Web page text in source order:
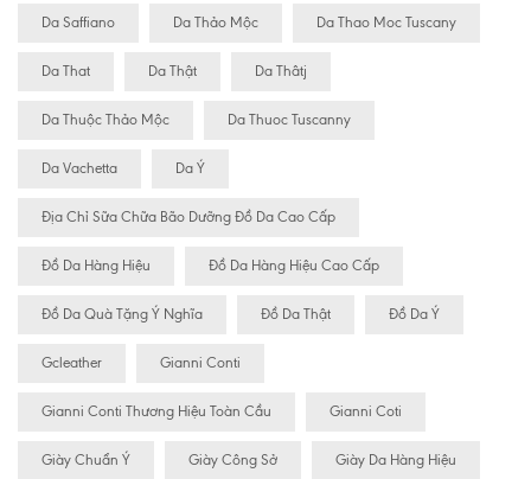
Da Saffiano Da Thảo Mộc Da Thao Moc Tuscany
Da That Da Thật Da Thâtj
Da Thuộc Thảo Mộc Da Thuoc Tuscanny
Da Vachetta Da Ý
Địa Chỉ Sữa Chữa Bão Dưỡng Đồ Da Cao Cấp
Đồ Da Hàng Hiệu Đồ Da Hàng Hiệu Cao Cấp
Đồ Da Quà Tặng Ý Nghĩa Đồ Da Thật Đồ Da Ý
Gcleather Gianni Conti
Gianni Conti Thương Hiệu Toàn Cầu Gianni Coti
Giày Chuẩn Ý Giày Công Sở Giày Da Hàng Hiệu